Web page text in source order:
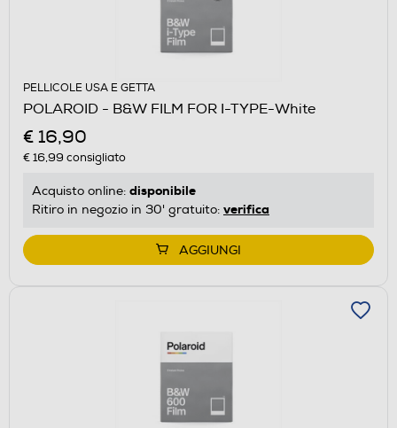
PELLICOLE USA E GETTA
POLAROID - B&W FILM FOR I-TYPE-White
€ 16,90
€ 16,99 consigliato
Acquisto online: disponibile
Ritiro in negozio in 30' gratuito: verifica
AGGIUNGI